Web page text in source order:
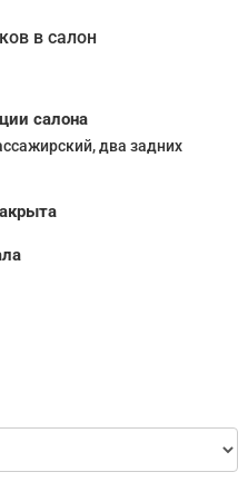
в салон
салона
два задних